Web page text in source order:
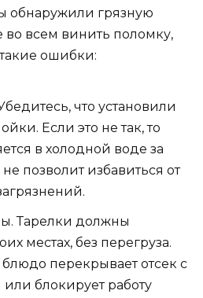
обнаружили грязную
во всем винить поломку,
ошибки:
что установили
Если это не так, то
в холодной воде за
позволит избавиться от
Тарелки должны
местах, без перегруза.
перекрывает отсек с
блокирует работу